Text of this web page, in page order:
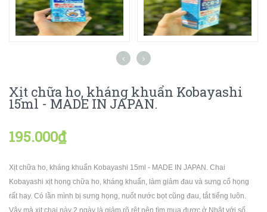
Xịt chữa ho, kháng khuẩn Kobayashi
15ml - MADE IN JAPAN.
195.000₫
Xịt chữa ho, kháng khuẩn Kobayashi 15ml - MADE IN JAPAN. Chai
Kobayashi xịt họng chữa ho, kháng khuẩn, làm giảm đau và sưng cổ họng
rất hay. Có lần mình bị sưng họng, nuốt nước bọt cũng đau, tắt tiếng luôn.
Vậy mà xịt chai này 2 ngày là giảm rõ rệt nên tìm mua được ở Nhật với số